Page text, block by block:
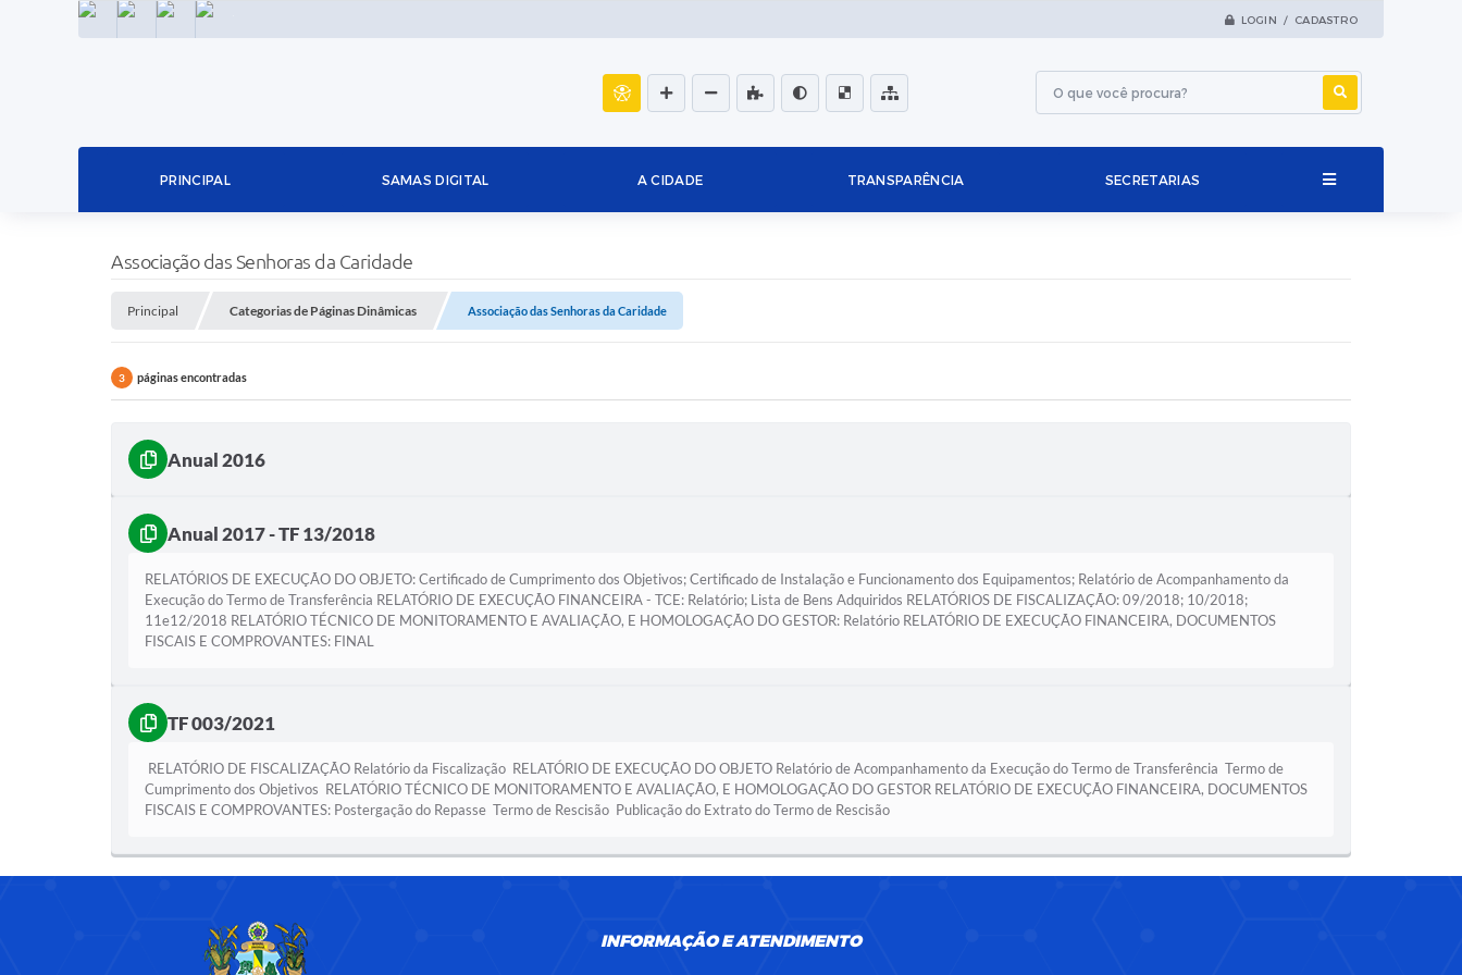
LOGIN / CADASTRO
INSTAGRAMFACEBOOKLINKEDIN
PRINCIPAL SAMAS DIGITAL A CIDADE TRANSPARÊNCIA SECRETARIAS
Associação das Senhoras da Caridade
Principal Categorias de Páginas Dinâmicas Associação das Senhoras da Caridade
3 páginas encontradas
Anual 2016
Anual 2017 - TF 13/2018
RELATÓRIOS DE EXECUÇÃO DO OBJETO: Certificado de Cumprimento dos Objetivos; Certificado de Instalação e Funcionamento dos Equipamentos; Relatório de Acompanhamento da
Execução do Termo de Transferência RELATÓRIO DE EXECUÇÃO FINANCEIRA - TCE: Relatório; Lista de Bens Adquiridos RELATÓRIOS DE FISCALIZAÇÃO: 09/2018; 10/2018;
11e12/2018 RELATÓRIO TÉCNICO DE MONITORAMENTO E AVALIAÇÃO, E HOMOLOGAÇÃO DO GESTOR: Relatório RELATÓRIO DE EXECUÇÃO FINANCEIRA, DOCUMENTOS
FISCAIS E COMPROVANTES: FINAL
TF 003/2021
RELATÓRIO DE FISCALIZAÇÃO Relatório da Fiscalização RELATÓRIO DE EXECUÇÃO DO OBJETO Relatório de Acompanhamento da Execução do Termo de Transferência Termo de
Cumprimento dos Objetivos RELATÓRIO TÉCNICO DE MONITORAMENTO E AVALIAÇÃO, E HOMOLOGAÇÃO DO GESTOR RELATÓRIO DE EXECUÇÃO FINANCEIRA, DOCUMENTOS
FISCAIS E COMPROVANTES: Postergação do Repasse Termo de Rescisão Publicação do Extrato do Termo de Rescisão
INFORMAÇÃO E ATENDIMENTO